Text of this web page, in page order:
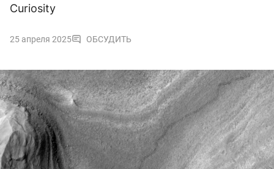
Curiosity
25 апреля 2025 ОБСУДИТЬ